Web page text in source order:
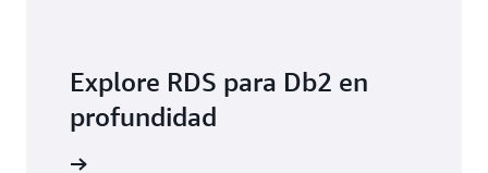
Explore RDS para Db2 en
profundidad